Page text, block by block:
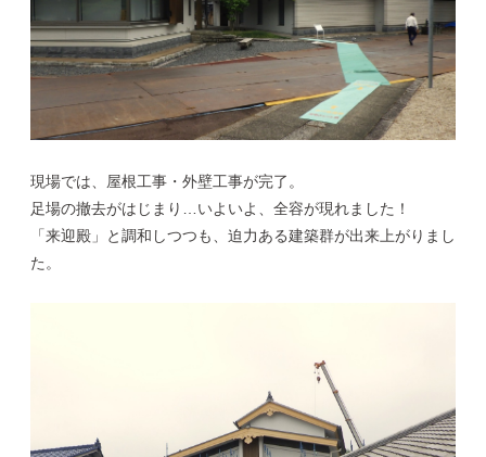
現場では、屋根工事・外壁工事が完了。
足場の撤去がはじまり…いよいよ、全容が現れました！
「来迎殿」と調和しつつも、迫力ある建築群が出来上がりまし
た。